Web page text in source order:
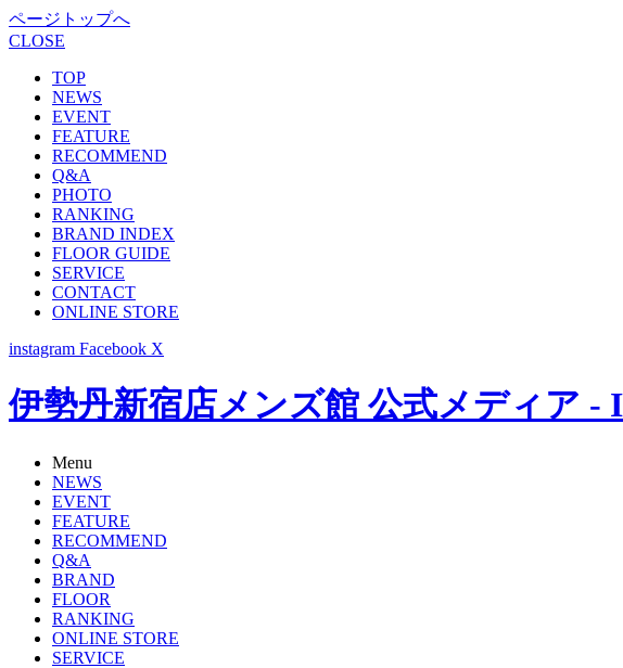
ページトップへ
CLOSE
TOP
NEWS
EVENT
FEATURE
RECOMMEND
Q&A
PHOTO
RANKING
BRAND INDEX
FLOOR GUIDE
SERVICE
CONTACT
ONLINE STORE
instagram Facebook X
伊勢丹新宿店メンズ館 公式メディア -
Menu
NEWS
EVENT
FEATURE
RECOMMEND
Q&A
BRAND
FLOOR
RANKING
ONLINE STORE
SERVICE